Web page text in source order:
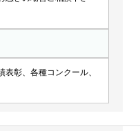
彰、各種コンクール、